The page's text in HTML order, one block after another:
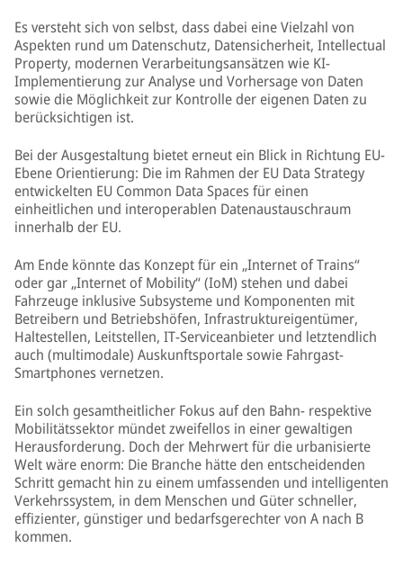
Es versteht sich von selbst, dass dabei eine Vielzahl von
Aspekten rund um Datenschutz, Datensicherheit, Intellectual
Property, modernen Verarbeitungsansätzen wie KI-
Implementierung zur Analyse und Vorhersage von Daten
sowie die Möglichkeit zur Kontrolle der eigenen Daten zu
berücksichtigen ist.
Bei der Ausgestaltung bietet erneut ein Blick in Richtung EU-
Ebene Orientierung: Die im Rahmen der EU Data Strategy
entwickelten EU Common Data Spaces für einen
einheitlichen und interoperablen Datenaustauschraum
innerhalb der EU.
Am Ende könnte das Konzept für ein „Internet of Trains“
oder gar „Internet of Mobility“ (IoM) stehen und dabei
Fahrzeuge inklusive Subsysteme und Komponenten mit
Betreibern und Betriebshöfen, Infrastruktureigentümer,
Haltestellen, Leitstellen, IT-Serviceanbieter und letztendlich
auch (multimodale) Auskunftsportale sowie Fahrgast-
Smartphones vernetzen.
Ein solch gesamtheitlicher Fokus auf den Bahn- respektive
Mobilitätssektor mündet zweifellos in einer gewaltigen
Herausforderung. Doch der Mehrwert für die urbanisierte
Welt wäre enorm: Die Branche hätte den entscheidenden
Schritt gemacht hin zu einem umfassenden und intelligenten
Verkehrssystem, in dem Menschen und Güter schneller,
effizienter, günstiger und bedarfsgerechter von A nach B
kommen.